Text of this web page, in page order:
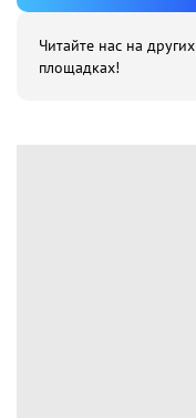
Читайте нас на других
площадках!